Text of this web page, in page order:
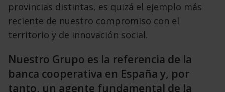
provincias distintas, es quizá el ejemplo más
reciente de nuestro compromiso con el
territorio y de innovación social.
Nuestro Grupo es la referencia de la
banca cooperativa en España y, por
tanto, un agente fundamental de la